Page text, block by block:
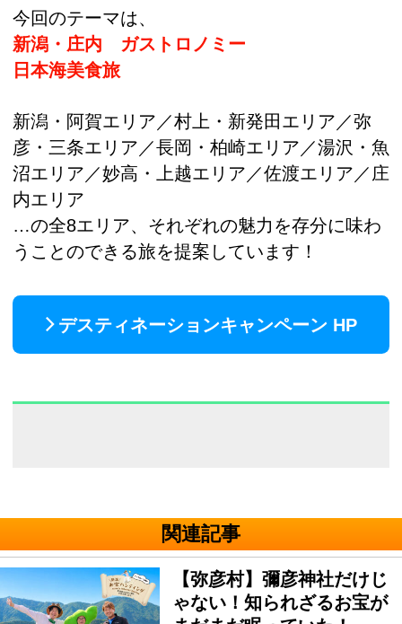
今回のテーマは、
新潟・庄内 ガストロノミー
日本海美食旅
新潟・阿賀エリア／村上・新発田エリア／弥
彦・三条エリア／長岡・柏崎エリア／湯沢・魚
沼エリア／妙高・上越エリア／佐渡エリア／庄
内エリア
…の全8エリア、それぞれの魅力を存分に味わ
うことのできる旅を提案しています！
デスティネーションキャンペーン HP
関連記事
【弥彦村】彌彦神社だけじ
ゃない！知られざるお宝が